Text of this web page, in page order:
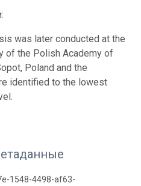
was later conducted at the
of the Polish Academy of
Poland and the
identified to the lowest
1548-4498-af63-